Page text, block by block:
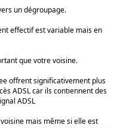
un dégroupage.
effectif est variable mais en
que votre voisine.
offrent significativement plus
ADSL car ils contiennent des
ADSL
mais même si elle est